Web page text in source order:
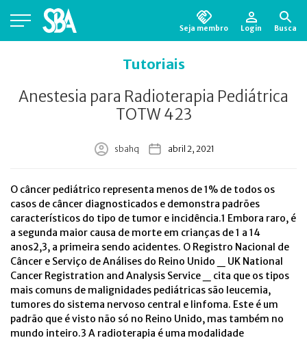
Seja membro Login Busca
Tutoriais
Anestesia para Radioterapia Pediátrica
TOTW 423
sbahq abril 2, 2021
O câncer pediátrico representa menos de 1% de todos os
casos de câncer diagnosticados e demonstra padrões
característicos do tipo de tumor e incidência.1 Embora raro, é
a segunda maior causa de morte em crianças de 1 a 14
anos2,3, a primeira sendo acidentes. O Registro Nacional de
Câncer e Serviço de Análises do Reino Unido _ UK National
Cancer Registration and Analysis Service _ cita que os tipos
mais comuns de malignidades pediátricas são leucemia,
tumores do sistema nervoso central e linfoma. Este é um
padrão que é visto não só no Reino Unido, mas também no
mundo inteiro.3 A radioterapia é uma modalidade